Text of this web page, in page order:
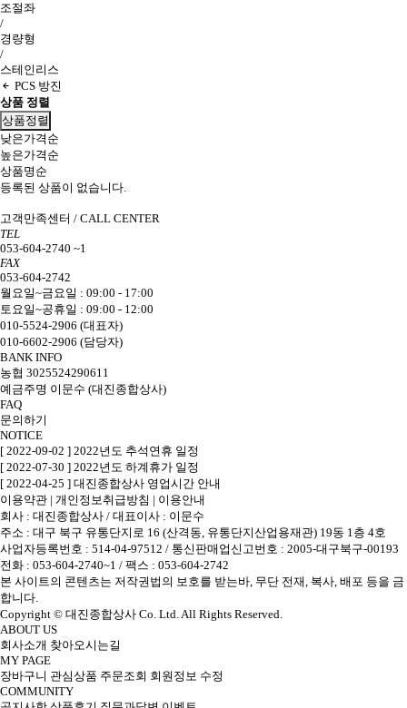
조절좌
/
경량형
/
스테인리스
PCS 방진
상품 정렬
상품정렬
낮은가격순
높은가격순
상품명순
등록된 상품이 없습니다.
고객만족센터 / CALL CENTER
TEL
053-604-2740 ~1
FAX
053-604-2742
월요일~금요일 : 09:00 - 17:00
토요일~공휴일 : 09:00 - 12:00
010-5524-2906 (대표자)
010-6602-2906 (담당자)
BANK INFO
농협 3025524290611
예금주명 이문수 (대진종합상사)
FAQ
문의하기
NOTICE
[ 2022-09-02 ] 2022년도 추석연휴 일정
[ 2022-07-30 ] 2022년도 하계휴가 일정
[ 2022-04-25 ] 대진종합상사 영업시간 안내
이용약관 | 개인정보취급방침 | 이용안내
회사 : 대진종합상사 / 대표이사 : 이문수
주소 : 대구 북구 유통단지로 16 (산격동, 유통단지산업용재관) 19동 1층 4호
사업자등록번호 : 514-04-97512 / 통신판매업신고번호 : 2005-대구북구-00193
전화 : 053-604-2740~1 / 팩스 : 053-604-2742
본 사이트의 콘텐츠는 저작권법의 보호를 받는바, 무단 전재, 복사, 배포 등을 금
합니다.
Copyright © 대진종합상사 Co. Ltd. All Rights Reserved.
ABOUT US
회사소개 찾아오시는길
MY PAGE
장바구니 관심상품 주문조회 회원정보 수정
COMMUNITY